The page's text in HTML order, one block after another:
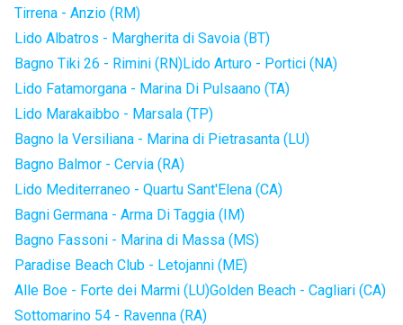
Tirrena - Anzio (RM)
Lido Albatros - Margherita di Savoia (BT)
Bagno Tiki 26 - Rimini (RN)Lido Arturo - Portici (NA)
Lido Fatamorgana - Marina Di Pulsaano (TA)
Lido Marakaibbo - Marsala (TP)
Bagno la Versiliana - Marina di Pietrasanta (LU)
Bagno Balmor - Cervia (RA)
Lido Mediterraneo - Quartu Sant'Elena (CA)
Bagni Germana - Arma Di Taggia (IM)
Bagno Fassoni - Marina di Massa (MS)
Paradise Beach Club - Letojanni (ME)
Alle Boe - Forte dei Marmi (LU)Golden Beach - Cagliari (CA)
Sottomarino 54 - Ravenna (RA)